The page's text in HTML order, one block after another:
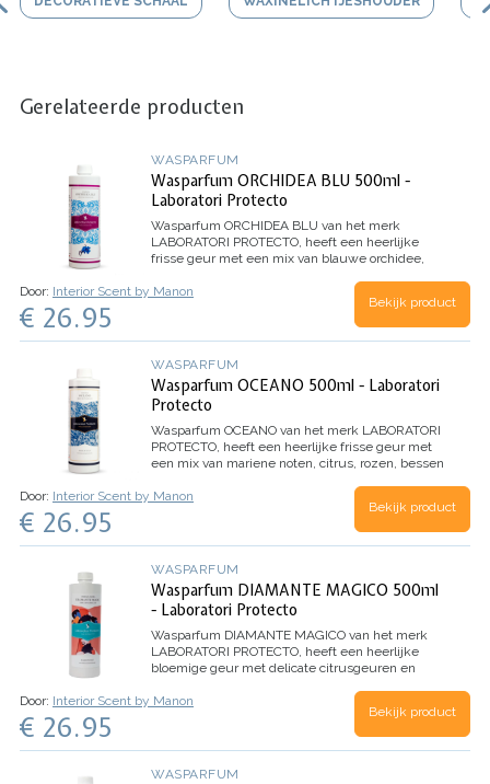
Gerelateerde producten
WASPARFUM
Wasparfum ORCHIDEA BLU 500ml -
Laboratori Protecto
Wasparfum ORCHIDEA BLU van het merk
LABORATORI PROTECTO, heeft een heerlijke
frisse geur met een mix van blauwe orchidee,
100 wasbeurten)
Door: Interior Scent by Manon
€ 26.95 Bekijk product
WASPARFUM
Wasparfum OCEANO 500ml - Laboratori
Protecto
Wasparfum OCEANO van het merk LABORATORI
PROTECTO, heeft een heerlijke frisse geur met
een mix van mariene noten, citrus, rozen, bessen
wasbeurten)
Door: Interior Scent by Manon
€ 26.95 Bekijk product
WASPARFUM
Wasparfum DIAMANTE MAGICO 500ml
- Laboratori Protecto
Wasparfum DIAMANTE MAGICO van het merk
LABORATORI PROTECTO, heeft een heerlijke
bloemige geur met delicate citrusgeuren en
wasparfum, evolueert het parfum beter en
Inhoud 500ml
Door: Interior Scent by Manon
€ 26.95 Bekijk product
WASPARFUM